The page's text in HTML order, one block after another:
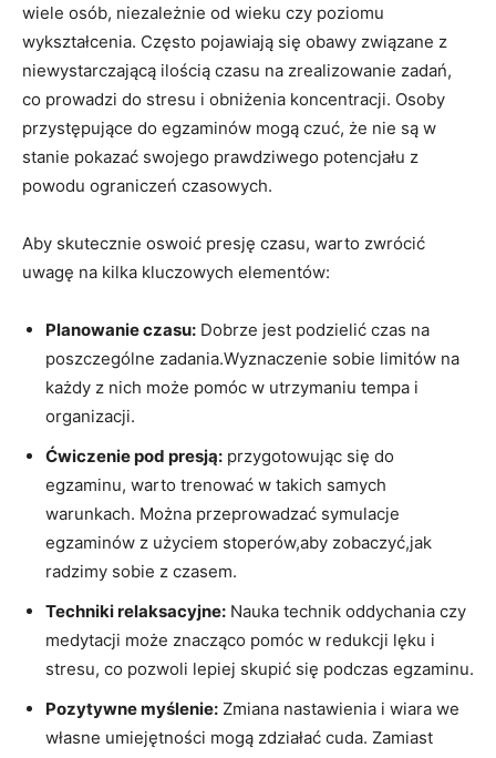
wiele osób, ⁤niezależnie od wieku czy poziomu
wykształcenia. Często pojawiają ​się obawy związane z
niewystarczającą⁢ ilością czasu na zrealizowanie‌ zadań,
co prowadzi do stresu i obniżenia koncentracji. Osoby
przystępujące do egzaminów mogą ⁢czuć, że ‍nie są w
stanie pokazać swojego prawdziwego potencjału z
powodu‌ ograniczeń czasowych.
Aby skutecznie oswoić presję czasu, warto zwrócić
uwagę‌ na kilka kluczowych elementów:
Planowanie⁤ czasu: Dobrze jest podzielić czas na
poszczególne zadania.Wyznaczenie sobie limitów na
każdy z nich może​ pomóc w utrzymaniu tempa​ i
organizacji.
Ćwiczenie pod presją: przygotowując się do
egzaminu, warto trenować w takich samych
warunkach. Można przeprowadzać symulacje
egzaminów z ​użyciem stoperów,aby zobaczyć,jak
radzimy sobie z czasem.
Techniki relaksacyjne: Nauka‌ technik oddychania⁣ czy
medytacji może znacząco pomóc w redukcji lęku i
stresu,⁢ co pozwoli lepiej skupić się podczas egzaminu.
Pozytywne myślenie: Zmiana ⁣nastawienia i wiara we
własne umiejętności mogą⁤ zdziałać cuda. Zamiast